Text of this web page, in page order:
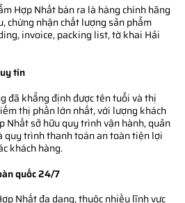
Hợp Nhất bán ra là hàng chính hãng
chứng nhận chất lượng sản phẩm
invoice, packing list, tờ khai Hải
tín
đã khẳng định được tên tuổi và thị
thị phần lớn nhất, với lượng khách
Nhất sở hữu quy trình vận hành, quản
quy trình thanh toán an toàn tiện lợi
khách hàng.
quốc 24/7
Nhất đa dạng, thuộc nhiều lĩnh vực